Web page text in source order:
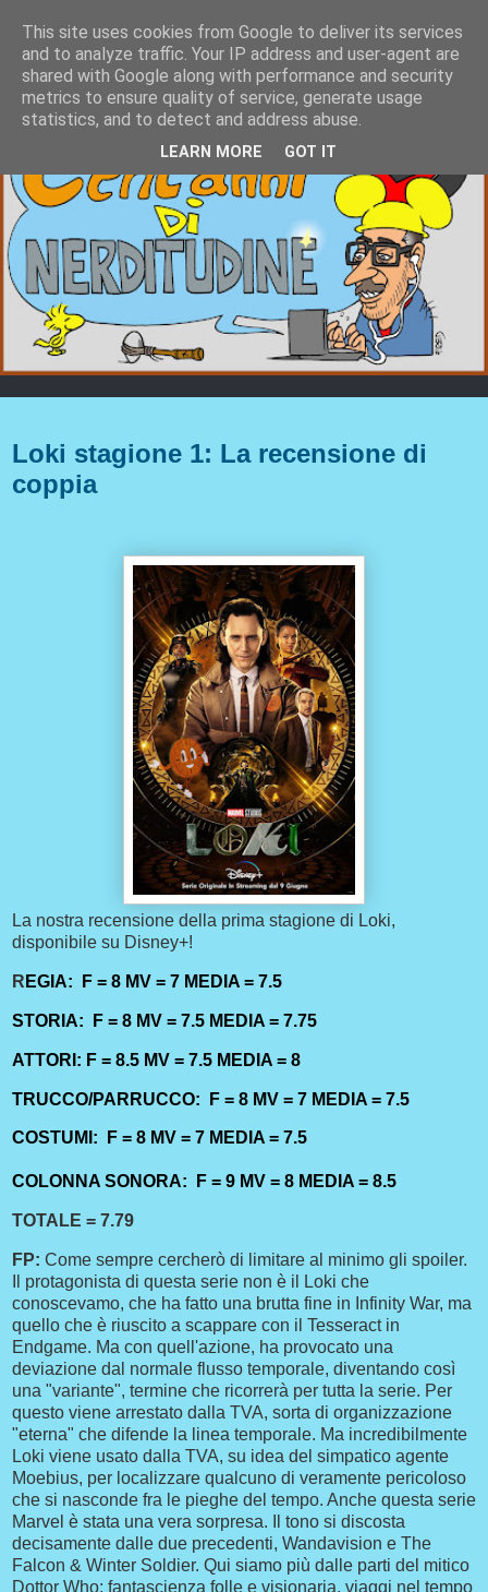
Loki stagione 1: La recensione di
coppia
La nostra recensione della prima stagione di Loki,
disponibile su Disney+!
R EGIA: F = 8 MV = 7 MEDIA = 7.5
STORIA: F = 8 MV = 7.5 MEDIA = 7.75
ATTORI: F = 8.5 MV = 7.5 MEDIA = 8
TRUCCO/PARRUCCO: F = 8 MV = 7 MEDIA = 7.5
COSTUMI: F = 8 MV = 7 MEDIA = 7.5
COLONNA SONORA: F = 9 MV = 8 MEDIA = 8.5
TOTALE = 7.79
FP: Come sempre cercherò di limitare al minimo gli spoiler.
Il protagonista di questa serie non è il Loki che
conoscevamo, che ha fatto una brutta fine in Infinity War, ma
quello che è riuscito a scappare con il Tesseract in
Endgame. Ma con quell'azione, ha provocato una
deviazione dal normale flusso temporale, diventando così
una "variante", termine che ricorrerà per tutta la serie. Per
questo viene arrestato dalla TVA, sorta di organizzazione
"eterna" che difende la linea temporale. Ma incredibilmente
Loki viene usato dalla TVA, su idea del simpatico agente
Moebius, per localizzare qualcuno di veramente pericoloso
che si nasconde fra le pieghe del tempo. Anche questa serie
Marvel è stata una vera sorpresa. Il tono si discosta
decisamente dalle due precedenti, Wandavision e The
Falcon & Winter Soldier. Qui siamo più dalle parti del mitico
Dottor Who: fantascienza folle e visionaria, viaggi nel tempo
This site uses cookies from Google to deliver its services
and to analyze traffic. Your IP address and user-agent are
shared with Google along with performance and security
metrics to ensure quality of service, generate usage
statistics, and to detect and address abuse.
LEARN MORE GOT IT